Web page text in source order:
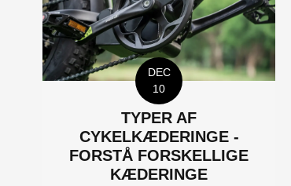
DEC
10
TYPER AF
CYKELKÆDERINGE -
FORSTÅ FORSKELLIGE
KÆDERINGE